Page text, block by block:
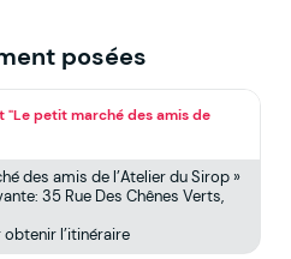
posées
"Le petit marché des amis de
des amis de l’Atelier du Sirop »
35 Rue Des Chênes Verts,
l’itinéraire